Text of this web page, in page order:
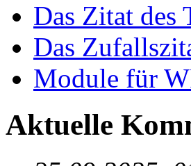
Das Zitat des
Das
Module für
Aktuelle